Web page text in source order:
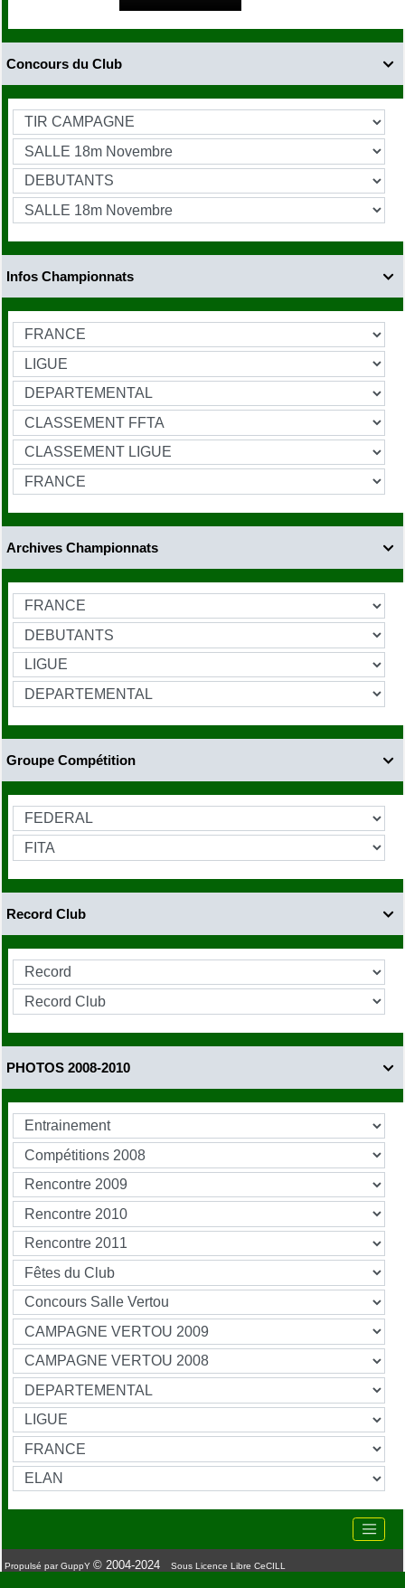

Concours du Club

Infos Championnats

Archives Championnats

Groupe Compétition

Record Club

PHOTOS 2008-2010
Propulsé par GuppY © 2004-2024 Sous Licence Libre CeCILL